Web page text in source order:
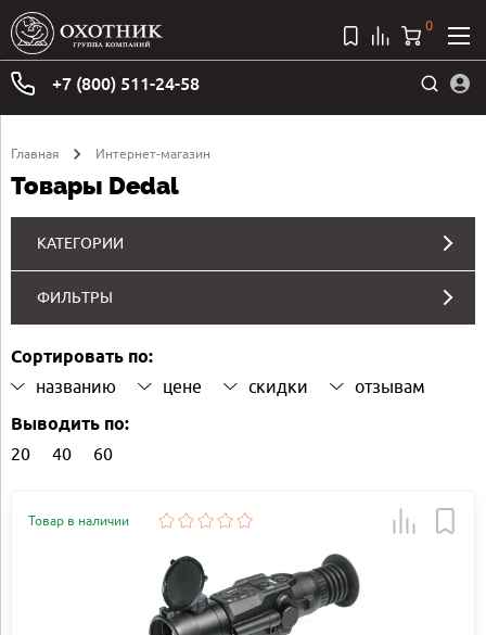
+7 (800) 511-24-58
0
Главная Интернет-магазин
Товары Dedal
КАТЕГОРИИ
ФИЛЬТРЫ
Сортировать по:
названию цене скидки отзывам
Выводить по:
20 40 60
Товар в наличии